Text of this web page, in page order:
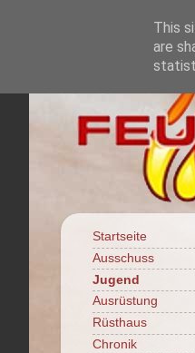
Startseite
Ausschuss
Jugend
Ausrüstung
Rüsthaus
Chronik
This
are